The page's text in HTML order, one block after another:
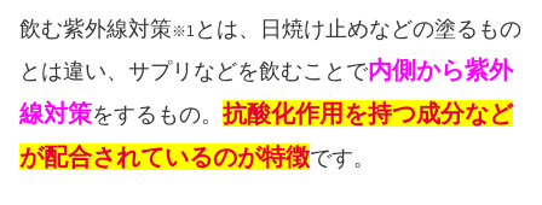
飲む紫外線対策※1 とは、日焼け止めなどの塗るもの
とは違い、サプリなどを飲むことで内側から紫外
線対策をするもの。 抗酸化作用を持つ成分など
が配合されているのが特徴です。